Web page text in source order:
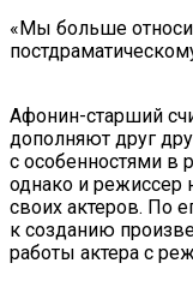
«Мы больше
Афонин-старший
дополняют друг
с особенностями в
однако и режиссер
своих актеров. По
к созданию
работы актера с